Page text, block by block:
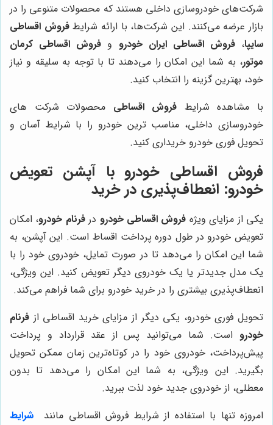
شرکت‌های خودروسازی داخلی هستند که محصولات متنوعی را در
بازار عرضه می‌کنند. این شرکت‌ها، با ارائه شرایطفروش اقساطی
سایپا،فروش اقساطی ایران خودرو و فروش اقساطی کرمان
موتور، به شما این امکان را می‌دهند تا با توجه به سلیقه و نیاز
خود، بهترین گزینه را انتخاب کنید.
با مشاهده شرایط فروش اقساطی محصولات شرکت های
خودروسازی داخلی، مناسب ترین خودرو را با شرایط آسان و
تحویل فوری خودرو خریداری کنید.
فروش اقساطی خودرو با آپشن تعویض
خودرو: انعطاف‌پذیری در خرید
یکی از مزایای ویژه فروش اقساطی خودرو درفرنام خودرو، امکان
تعویض خودرو در طول دوره پرداخت اقساط است. این آپشن، به
شما این امکان را می‌دهد تا در صورت تمایل، خودروی خود را با
یک مدل جدیدتر یا یک خودروی دیگر تعویض کنید. این ویژگی،
انعطاف‌پذیری بیشتری را در خرید خودرو برای شما فراهم می‌کند.
تحویل فوری خودرو، یکی دیگر از مزایای خرید اقساطی از فرنام
خودرو است. شما می‌توانید پس از عقد قرارداد و پرداخت
پیش‌پرداخت، خودروی خود را در کوتاه‌ترین زمان ممکن تحویل
بگیرید. این ویژگی، به شما این امکان را می‌دهد تا بدون
معطلی، از خودروی جدید خود لذت ببرید.
امروزه تنها با استفاده از شرایط فروش اقساطی مانند
شرایط